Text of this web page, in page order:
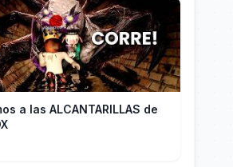
a las ALCANTARILLAS de